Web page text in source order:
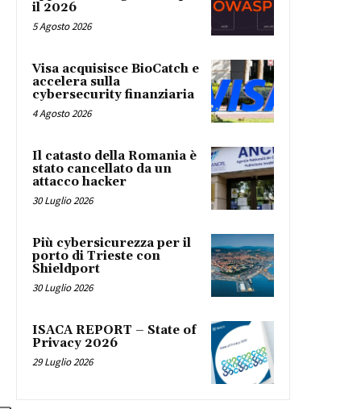
il 2026
5 Agosto 2026
Visa acquisisce BioCatch e
accelera sulla
cybersecurity finanziaria
4 Agosto 2026
Il catasto della Romania è
stato cancellato da un
attacco hacker
30 Luglio 2026
Più cybersicurezza per il
porto di Trieste con
Shieldport
30 Luglio 2026
ISACA REPORT – State of
Privacy 2026
29 Luglio 2026